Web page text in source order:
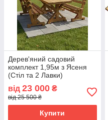
Дерев'яний садовий
комплект 1,95м з Ясеня
(Стіл та 2 Лавки)
Колір: Льняна олія
від 23 000 ₴
від 25 500 ₴
Купити